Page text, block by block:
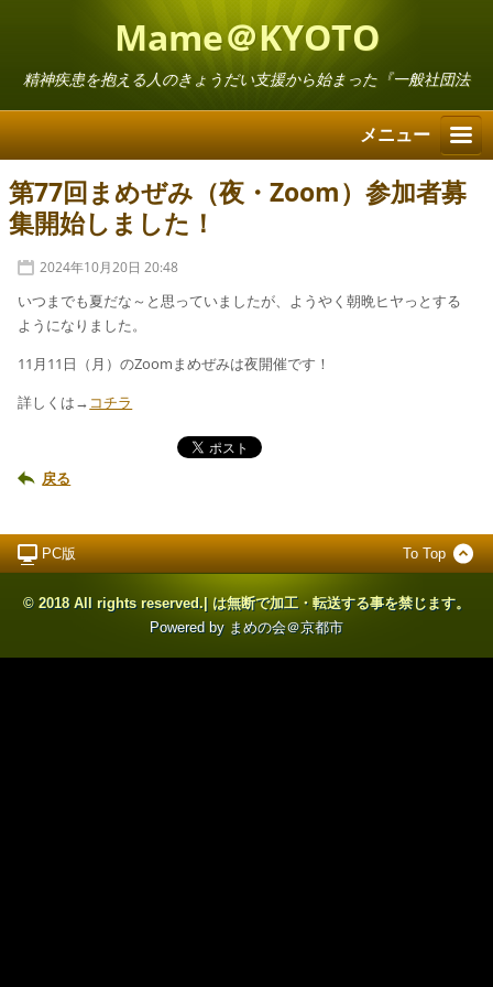
Mame＠KYOTO
精神疾患を抱える人のきょうだい支援から始まった『一般社団法
メニュー
第77回まめぜみ（夜・Zoom）参加者募
集開始しました！
2024年10月20日 20:48
いつまでも夏だな～と思っていましたが、ようやく朝晩ヒヤっとする
ようになりました。
11月11日（月）のZoomまめぜみは夜開催です！
詳しくは→ コチラ
戻る
PC版 To Top
© 2018 All rights reserved.| は無断で加工・転送する事を禁じます。
Powered by まめの会＠京都市